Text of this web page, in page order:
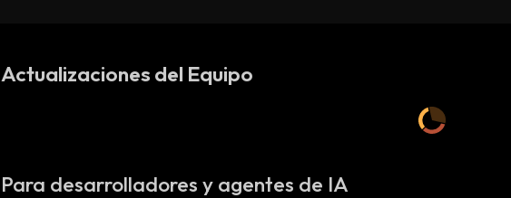
Actualizaciones del Equipo
Para desarrolladores y agentes de IA